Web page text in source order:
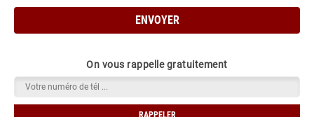
On vous rappelle gratuitement